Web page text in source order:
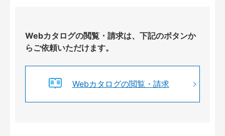
Webカタログの閲覧・請求は、下記のボタンか
らご依頼いただけます。
Webカタログの閲覧・請求